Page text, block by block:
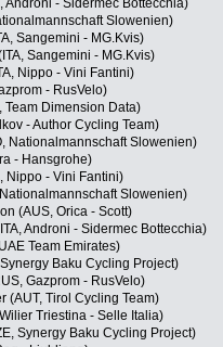
Androni - Sidermec Bottecchia)
Slowenien)
Sangemini - MG.Kvis)
Sangemini - MG.Kvis)
Nippo - Vini Fantini)
- RusVelo)
Team Dimension Data)
- Author Cycling Team)
Nationalmannschaft Slowenien)
- Hansgrohe)
Nippo - Vini Fantini)
Slowenien)
(AUS, Orica - Scott)
Androni - Sidermec Bottecchia)
Team Emirates)
Baku Cycling Project)
Gazprom - RusVelo)
(AUT, Tirol Cycling Team)
Triestina - Selle Italia)
Synergy Baku Cycling Project)